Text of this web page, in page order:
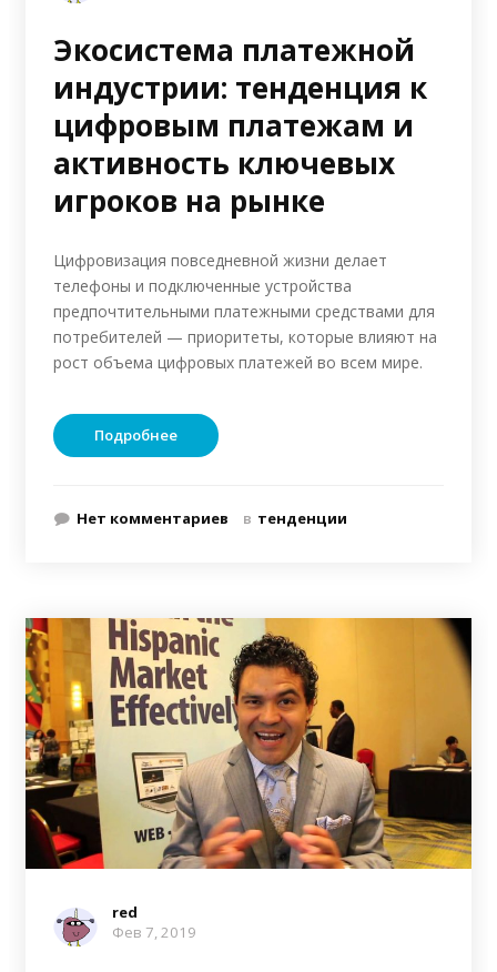
Экосистема платежной
индустрии: тенденция к
цифровым платежам и
активность ключевых
игроков на рынке
Цифровизация повседневной жизни делает
телефоны и подключенные устройства
предпочтительными платежными средствами для
потребителей — приоритеты, которые влияют на
рост объема цифровых платежей во всем мире.
Подробнее
Нет комментариев в тенденции
red
Фев 7, 2019